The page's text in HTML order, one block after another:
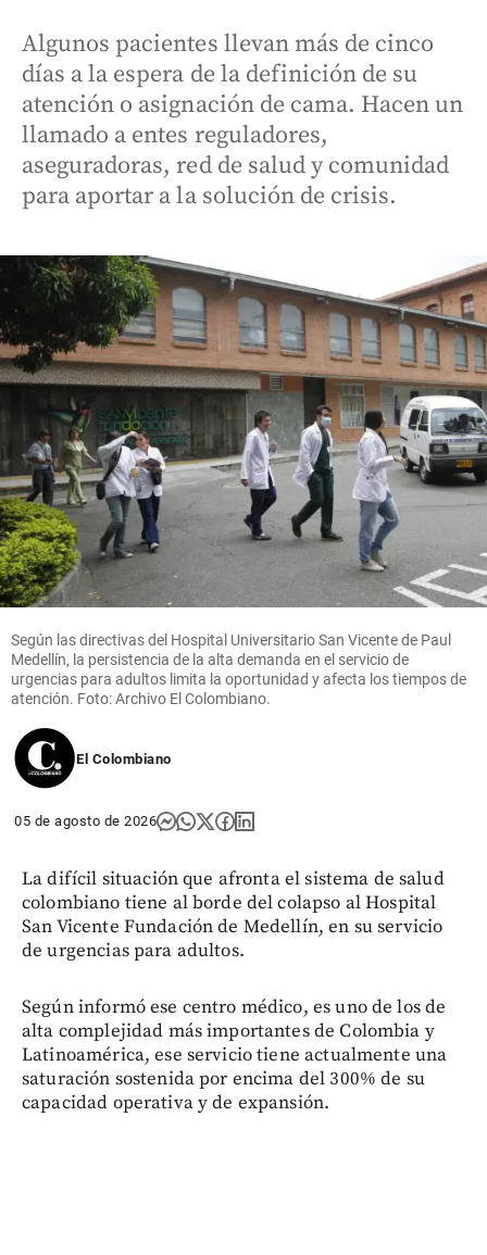
Algunos pacientes llevan más de cinco
días a la espera de la definición de su
atención o asignación de cama. Hacen un
llamado a entes reguladores,
aseguradoras, red de salud y comunidad
para aportar a la solución de crisis.
Según las directivas del Hospital Universitario San Vicente de Paul
Medellín, la persistencia de la alta demanda en el servicio de
urgencias para adultos limita la oportunidad y afecta los tiempos de
atención. Foto: Archivo El Colombiano.
El Colombiano
05 de agosto de 2026
La difícil situación que afronta el sistema de salud
colombiano tiene al borde del colapso al Hospital
San Vicente Fundación de Medellín, en su servicio
de urgencias para adultos.
Según informó ese centro médico, es uno de los de
alta complejidad más importantes de Colombia y
Latinoamérica, ese servicio tiene actualmente una
saturación sostenida por encima del 300% de su
capacidad operativa y de expansión.